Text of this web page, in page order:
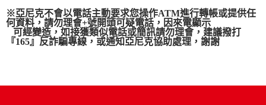
※亞尼克不會以電話主動要求您操作ATM進行轉帳或提供任
何資料，請勿理會+號開頭可疑電話，因來電顯示
可經變造，如接獲類似電話或簡訊請勿理會，建議撥打
『165』反詐騙專線，或通知亞尼克協助處理，謝謝